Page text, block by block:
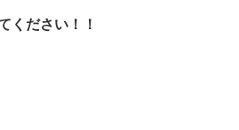
ください！！